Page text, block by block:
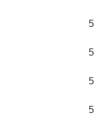
5
5
5
5